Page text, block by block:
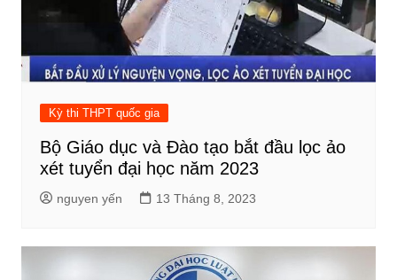
Kỳ thi THPT quốc gia
Bộ Giáo dục và Đào tạo bắt đầu lọc ảo
xét tuyển đại học năm 2023
nguyen yến 13 Tháng 8, 2023